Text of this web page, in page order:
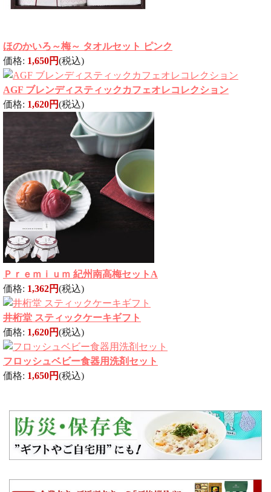
ほのかいろ～梅～ タオルセット ピンク
価格: 1,650円(税込)
AGF ブレンディスティックカフェオレコレクション
価格: 1,620円(税込)
Ｐｒｅｍｉｕｍ 紀州南高梅セットA
価格: 1,362円(税込)
井桁堂 スティックケーキギフト
価格: 1,620円(税込)
フロッシュベビー食器用洗剤セット
価格: 1,650円(税込)